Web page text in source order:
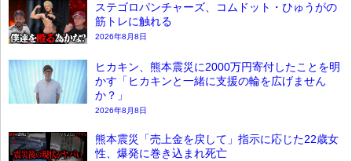
ステゴロパンチャーズ、コムドット・ひゅうがの
筋トレに触れる
2026年8月8日
ヒカキン、熊本震災に2000万円寄付したことを明
かす「ヒカキンと一緒に支援の輪を広げません
か？」
2026年8月8日
熊本震災「売上金を戻して」指示に応じた22歳女
性、爆発に巻き込まれ死亡